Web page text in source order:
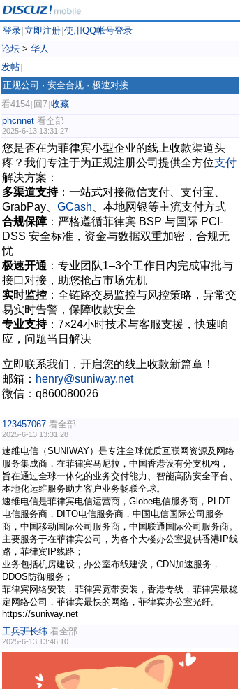
登录 立即注册 使用QQ帐号登录
论坛 > 华人
发帖
正规公司 · 安全合规 · 极速对接
看4154 回7 收藏
phcnnet 看全部
2025-6-13 13:31:27
您是否在为菲律宾小型企业的线上收款渠道头
疼？我们专注于为正规注册公司提供全方位支付
解决方案：
多渠道支持：一站式对接微信支付、支付宝、
GrabPay、 GCash 、本地网银等主流支付方式
合规保障：严格遵循菲律宾 BSP 与国际 PCI-
DSS 安全标准，资金与数据双重加密，合规无
忧
极速开通 ：专业团队1–3个工作日内完成审批与
接口对接，助您抢占市场先机
实时监控 ：全链路交易监控与风控策略，异常交
易实时告警，保障收款安全
专业支持：7×24小时技术与客服支援，快速响
应，问题当日解决
立即联系我们，开启您的线上收款新篇章！
邮箱： henry@suniway.net
微信：q860080026
123457067 看全部
2025-6-13 13:31:28
速维电信（SUNIWAY）是专注全球优质互联网资源及网络
服务集成商，在菲律宾马尼拉，中国香港设有分支机构，
旨在通过全球一体化的业务交付能力、智能高防安全平台、
本地化运维服务助力客户业务畅联全球。
速维电信是菲律宾电信运营商，Globe电信服务商，PLDT
电信服务商，DITO电信服务商，中国电信国际公司服务
商，中国移动国际公司服务商，中国联通国际公司服务商。
主要服务于在菲律宾公司，为各个大楼办公室提供香港IP线
路，菲律宾IP线路；
业务包括机房建设，办公室布线建设，CDN加速服务，
DDOS防御服务；
菲律宾网络安装，菲律宾宽带安装，香港专线，菲律宾最稳
定网络公司，菲律宾最快的网络，菲律宾办公室光纤。
https://suniway.net
工兵班长纬 看全部
2025-6-13 13:46:10